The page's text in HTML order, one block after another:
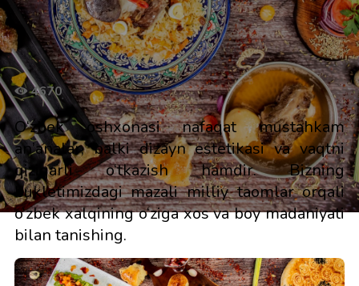
4670
O‘zbek oshxonasi nafaqat mustahkam
an’analar, balki dizayn estetikasi va vaqtni
qiziqarli o‘tkazish hamdir. Bizning
bukletimizdagi mazali milliy taomlar orqali
o‘zbek xalqining o‘ziga xos va boy madaniyati
bilan tanishing.